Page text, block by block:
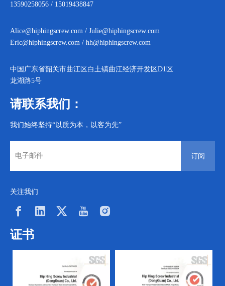
13590258056 / 15019438847
Alice@hiphingscrew.com / Julie@hiphingscrew.com
Eric@hiphingscrew.com / hh@hiphingscrew.com
中国广东省韶关市曲江区白土镇曲江经济开发区D1区
龙湖路5号
请联系我们：
我们始终坚持“以质为本，以客为先”
订阅
关注我们
证书